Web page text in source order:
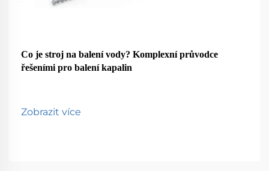
Co je stroj na balení vody? Komplexní průvodce
řešeními pro balení kapalin
Zobrazit více